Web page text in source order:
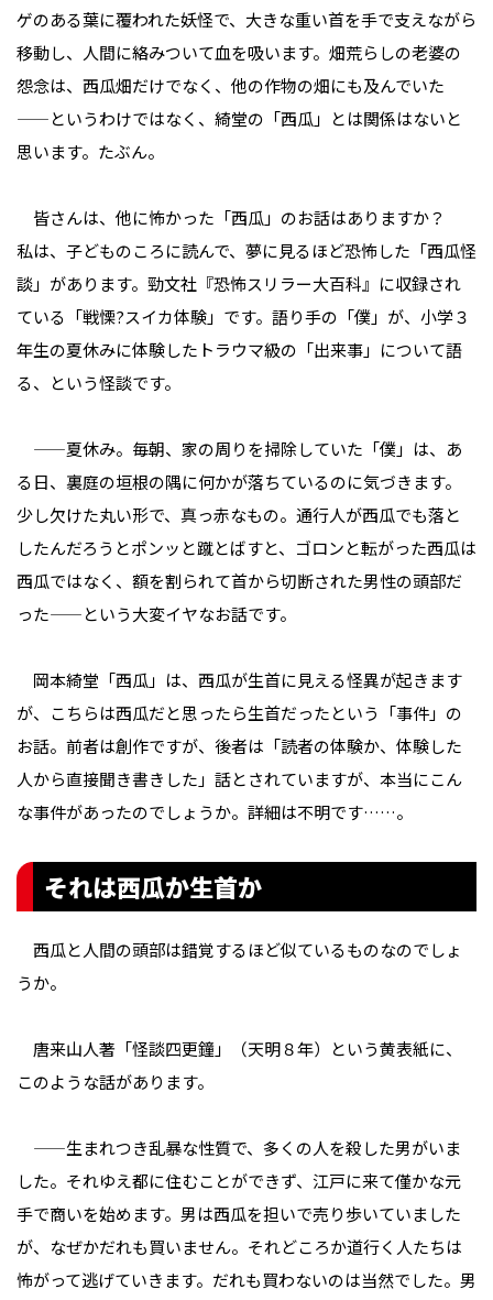
ゲのある葉に覆われた妖怪で、大きな重い首を手で支えながら
移動し、人間に絡みついて血を吸います。畑荒らしの老婆の
怨念は、西瓜畑だけでなく、他の作物の畑にも及んでいた
——というわけではなく、綺堂の「西瓜」とは関係はないと
思います。たぶん。
皆さんは、他に怖かった「西瓜」のお話はありますか？
私は、子どものころに読んで、夢に見るほど恐怖した「西瓜怪
談」があります。勁文社『恐怖スリラー大百科』に収録され
ている「戦慄?スイカ体験」です。語り手の「僕」が、小学３
年生の夏休みに体験したトラウマ級の「出来事」について語
る、という怪談です。
——夏休み。毎朝、家の周りを掃除していた「僕」は、あ
る日、裏庭の垣根の隅に何かが落ちているのに気づきます。
少し欠けた丸い形で、真っ赤なもの。通行人が西瓜でも落と
したんだろうとポンッと蹴とばすと、ゴロンと転がった西瓜は
西瓜ではなく、額を割られて首から切断された男性の頭部だ
った——という大変イヤなお話です。
岡本綺堂「西瓜」は、西瓜が生首に見える怪異が起きます
が、こちらは西瓜だと思ったら生首だったという「事件」の
お話。前者は創作ですが、後者は「読者の体験か、体験した
人から直接聞き書きした」話とされていますが、本当にこん
な事件があったのでしょうか。詳細は不明です……。
それは西瓜か生首か
西瓜と人間の頭部は錯覚するほど似ているものなのでしょ
うか。
唐来山人著「怪談四更鐘」（天明８年）という黄表紙に、
このような話があります。
——生まれつき乱暴な性質で、多くの人を殺した男がいま
した。それゆえ都に住むことができず、江戸に来て僅かな元
手で商いを始めます。男は西瓜を担いで売り歩いていました
が、なぜかだれも買いません。それどころか道行く人たちは
怖がって逃げていきます。だれも買わないのは当然でした。男